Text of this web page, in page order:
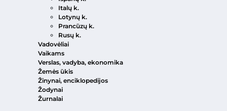
Italų k.
Lotynų k.
Prancūzų k.
Rusų k.
Vadovėliai
Vaikams
Verslas, vadyba, ekonomika
Žemės ūkis
Žinynai, enciklopedijos
Žodynai
Žurnalai